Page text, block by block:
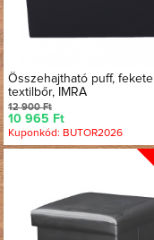
Összehajtható puff, fekete
textilbőr, IMRA
12 900 Ft
10 965 Ft
Kuponkód: BUTOR2026